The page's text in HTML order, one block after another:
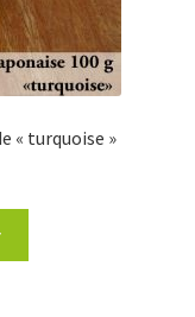
« turquoise »